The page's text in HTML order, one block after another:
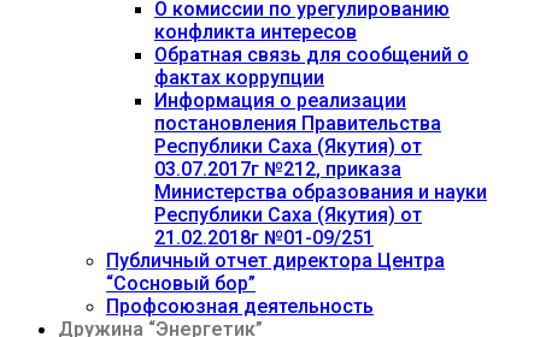
О комиссии по урегулированию
конфликта интересов
Обратная связь для сообщений о
фактах коррупции
Информация о реализации
постановления Правительства
Республики Саха (Якутия) от
03.07.2017г №212, приказа
Министерства образования и науки
Республики Саха (Якутия) от
21.02.2018г №01-09/251
Публичный отчет директора Центра
“Сосновый бор”
Профсоюзная деятельность
Дружина “Энергетик”